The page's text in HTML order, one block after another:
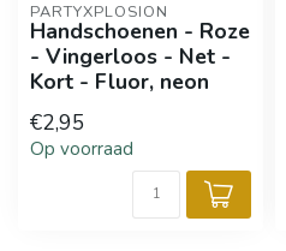
PARTYXPLOSION
Handschoenen - Roze
- Vingerloos - Net -
Kort - Fluor, neon
€2,95
Op voorraad